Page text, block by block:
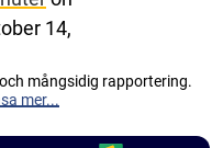
14,
mångsidig rapportering.
mer...